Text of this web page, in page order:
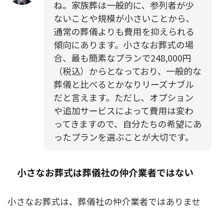
ね。家族葬は一般的に、参列者が少
ないことや規模が小さいことから、
通常の葬儀よりも費用を抑えられる
傾向にあります。小さなお葬式の場
合、最も簡素なプランで248,000円
（税込）からとなっており、一般的な
葬儀と比べるとかなりリーズナブル
だと言えます。ただし、オプション
や追加サービスによって費用は変わ
ってきますので、自分たちの希望にあ
ったプランを選ぶことが大切です。
小さなお葬式は葬儀社の仲介業者ではない
小さなお葬式は、葬儀社の仲介業者ではありませ